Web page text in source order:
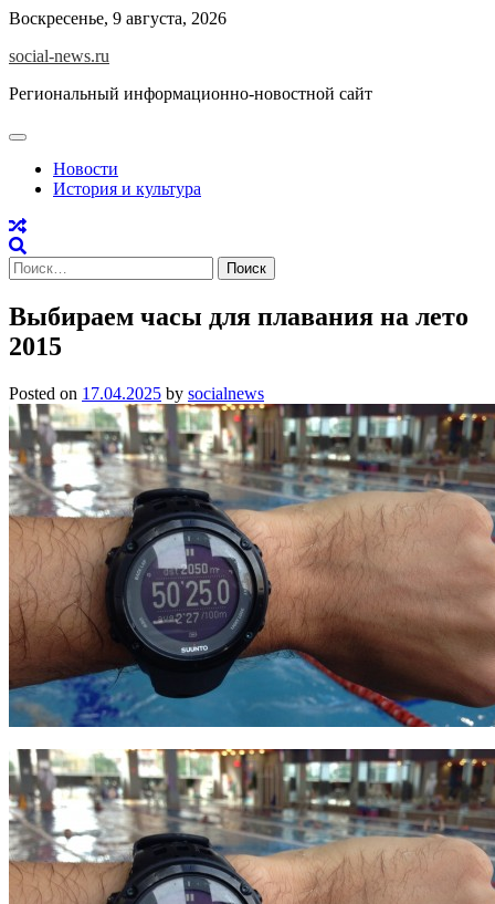
Skip
content
Воскресенье, 9 августа, 2026
social-news.ru
Региональный информационно-новостной сайт
Новости
История и культура
Найти:
Выбираем часы для плавания на лето
2015
Posted on 17.04.2025 by socialnews